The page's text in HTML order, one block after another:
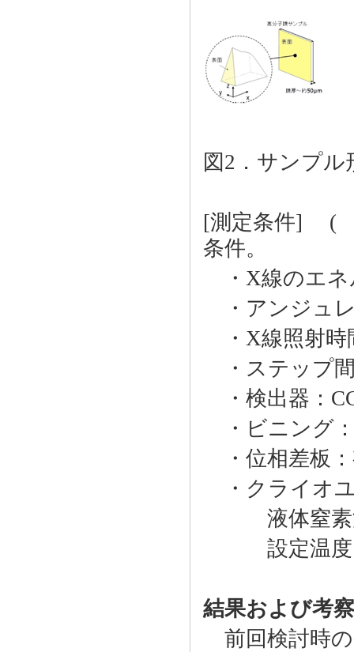
図2．サンプル
[測定条件] ( )
条件。
・X線のエネ
・アンジュレ
・X線照射時
・ステップ間
・検出器：
・ビニング
・位相差板
・クライオ
液体窒素
設定温度
結果および考
前回検討時